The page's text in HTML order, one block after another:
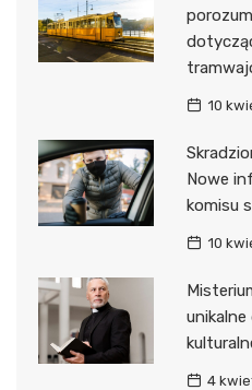
10
Nowe
komisu
10
4